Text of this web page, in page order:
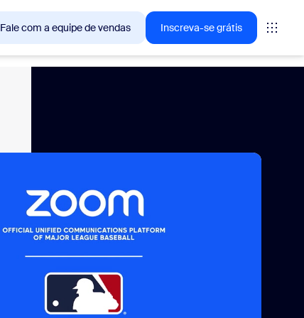
Fale com a equipe de vendas Inscreva-se grátis
virtual ou presencial.